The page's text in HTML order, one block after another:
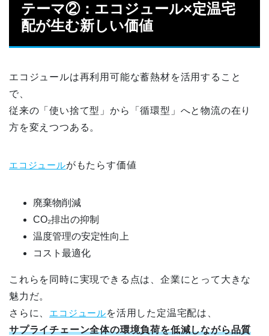
テーマ②：エコジュール×定温宅
配が生む新しい価値
エコジュールは再利用可能な蓄熱材を活用すること
で、
従来の「使い捨て型」から「循環型」へと物流の在り
方を変えつつある。
エコジュールがもたらす価値
廃棄物削減
CO₂排出の抑制
温度管理の安定性向上
コスト最適化
これらを同時に実現できる点は、企業にとって大きな
魅力だ。
さらに、 エコジュールを活用した定温宅配は、
サプライチェーン全体の環境負荷を低減しながら品質